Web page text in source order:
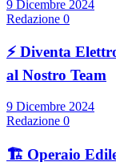
9 Dicembre 2024
Redazione 0
⚡ Diventa
al Nostro Team
9 Dicembre 2024
Redazione 0
🏗️ Operaio